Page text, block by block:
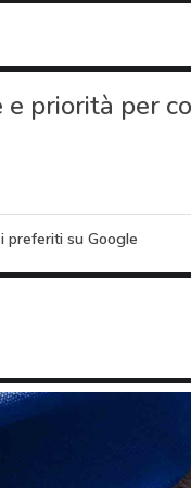
priorità per
preferiti su Google